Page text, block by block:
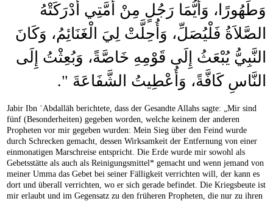
وَطَهُورًا، وَأَيُّمَا رَجُلٍ مِنْ أُمَّتِي أَدْرَكَتْهُ
الصَّلاَةُ فَلْيُصَلِّ، وَأُحِلَّتْ لِيَ الْغَنَائِمُ، وَكَانَ
النَّبِيُّ يُبْعَثُ إِلَى قَوْمِهِ خَاصَّةً، وَبُعِثْتُ إِلَى
النَّاسِ كَافَّةً، وَأُعْطِيتُ الشَّفَاعَةَ ‏"‏‏.‏
Jabir Ibn ʿAbdallāh berichtete, dass der Gesandte Allahs sagte: „Mir sind
fünf (Besonderheiten) gegeben worden, welche keinem der anderen
Propheten vor mir gegeben wurden: Mein Sieg über den Feind wurde
durch Schrecken gemacht, dessen Wirksamkeit der Entfernung von einer
einmonatigen Marschreise entspricht. Die Erde wurde mir sowohl als
Gebetsstätte als auch als Reinigungsmittel* gemacht und wenn jemand von
meiner Umma das Gebet bei seiner Fälligkeit verrichten will, der kann es
dort und überall verrichten, wo er sich gerade befindet. Die Kriegsbeute ist
mir erlaubt und im Gegensatz zu den früheren Propheten, die nur zu ihren